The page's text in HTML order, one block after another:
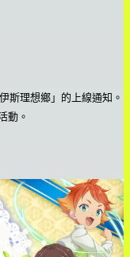
斯理想鄉」的上線通知。
動。